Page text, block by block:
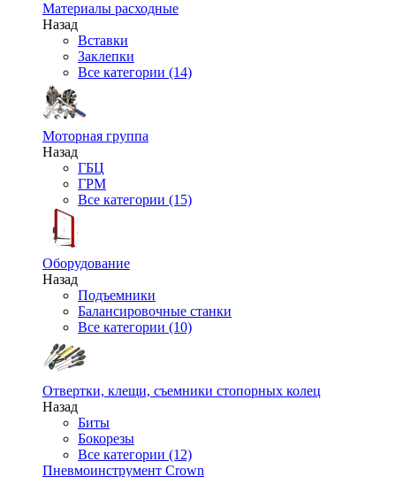
Материалы расходные
Назад
Вставки
Заклепки
Все категории (14)
Моторная группа
Назад
ГБЦ
ГРМ
Все категории (15)
Оборудование
Назад
Подъемники
Балансировочные станки
Все категории (10)
Отвертки, клещи, съемники стопорных колец
Назад
Биты
Бокорезы
Все категории (12)
Пневмоинструмент Crown